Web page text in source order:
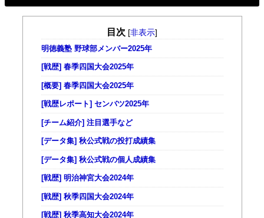
目次 [非表示]
明徳義塾 野球部メンバー2025年
[戦歴] 春季四国大会2025年
[概要] 春季四国大会2025年
[戦歴レポート] センバツ2025年
[チーム紹介] 注目選手など
[データ集] 秋公式戦の投打成績集
[データ集] 秋公式戦の個人成績集
[戦歴] 明治神宮大会2024年
[戦歴] 秋季四国大会2024年
[戦歴] 秋季高知大会2024年